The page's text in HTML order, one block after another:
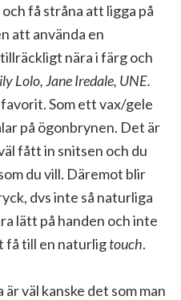
få stråna att ligga på
att använda en
nära i färg och
Lolo, Jane Iredale, UNE.
Som ett vax/gele
på ögonbrynen. Det är
fått in snitsen och du
du vill. Däremot blir
dvs inte så naturliga
lätt på handen och inte
få till en naturligtouch.
är väl kanske det som man